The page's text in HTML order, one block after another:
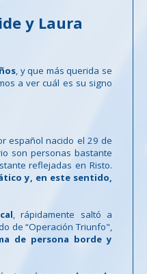
y Laura
, y que más querida se
a ver cuál es su signo
español nacido el 29 de
son personas bastante
reflejadas en Risto.
y, en este sentido,
, rápidamente saltó a
de “Operación Triunfo",
de persona borde y